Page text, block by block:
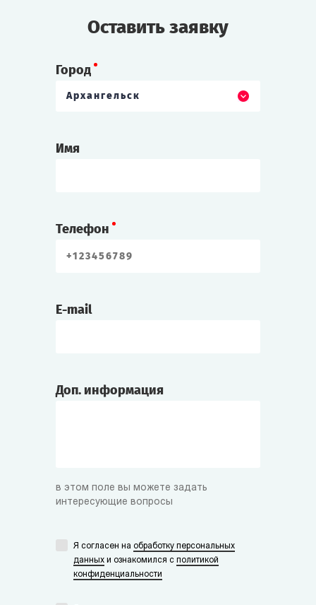
Оставить заявку
Город
Архангельск
Имя
Телефон
E-mail
Доп. информация
в этом поле вы можете задать
интересующие вопросы
Я согласен на обработку персональных
данных и ознакомился с политикой
конфиденциальности